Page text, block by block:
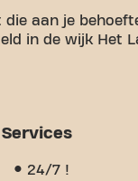
aan je
in de wijk Het
een aangename
training,
leden. Word
Services
24/7 !